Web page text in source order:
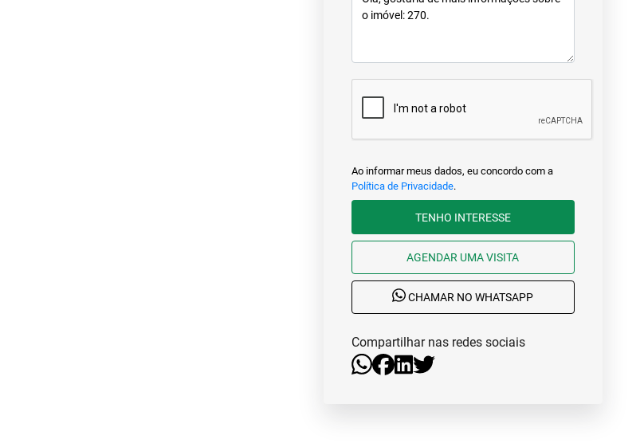
Ao informar meus dados, eu concordo com a
Política de Privacidade.
TENHO INTERESSE
AGENDAR UMA VISITA
CHAMAR NO WHATSAPP
Compartilhar nas redes sociais